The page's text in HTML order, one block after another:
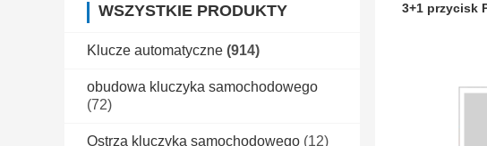
WSZYSTKIE PRODUKTY
Klucze automatyczne (914)
obudowa kluczyka samochodowego
(72)
Ostrza kluczyka samochodowego (12)
3+1 przycisk